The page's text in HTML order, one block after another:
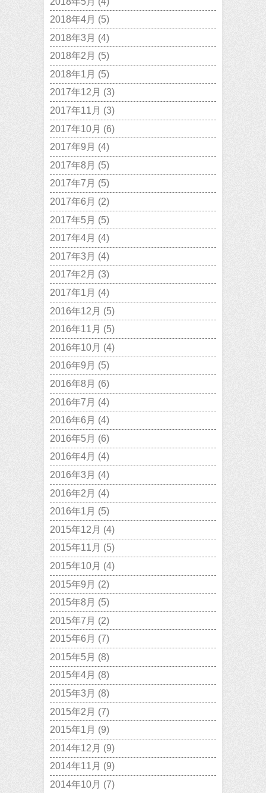
2018年4月 (5)
2018年3月 (4)
2018年2月 (5)
2018年1月 (5)
2017年12月 (3)
2017年11月 (3)
2017年10月 (6)
2017年9月 (4)
2017年8月 (5)
2017年7月 (5)
2017年6月 (2)
2017年5月 (5)
2017年4月 (4)
2017年3月 (4)
2017年2月 (3)
2017年1月 (4)
2016年12月 (5)
2016年11月 (5)
2016年10月 (4)
2016年9月 (5)
2016年8月 (6)
2016年7月 (4)
2016年6月 (4)
2016年5月 (6)
2016年4月 (4)
2016年3月 (4)
2016年2月 (4)
2016年1月 (5)
2015年12月 (4)
2015年11月 (5)
2015年10月 (4)
2015年9月 (2)
2015年8月 (5)
2015年7月 (2)
2015年6月 (7)
2015年5月 (8)
2015年4月 (8)
2015年3月 (8)
2015年2月 (7)
2015年1月 (9)
2014年12月 (9)
2014年11月 (9)
2014年10月 (7)